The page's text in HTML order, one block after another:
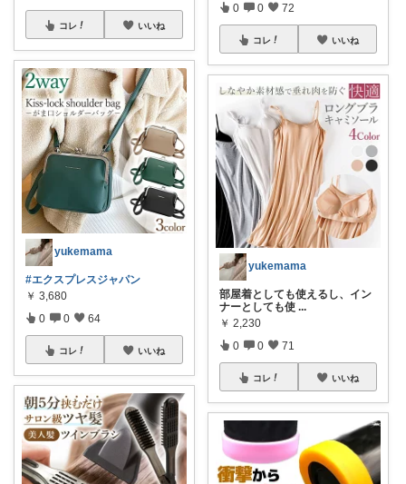
コレ いいね
yukemama
#エクスプレスジャパン
￥ 3,680
0 0 64
コレ いいね
0 0 72
コレ いいね
yukemama
部屋着としても使えるし、イン
ナーとしても使 ...
￥ 2,230
0 0 71
コレ いいね